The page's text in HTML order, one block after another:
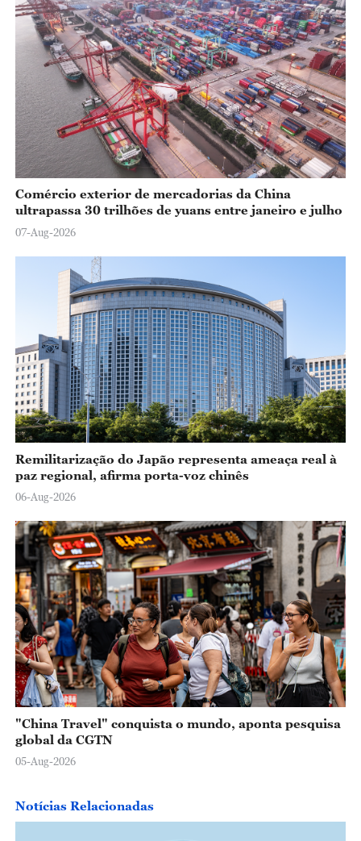
Comércio exterior de mercadorias da China
ultrapassa 30 trilhões de yuans entre janeiro e julho
07-Aug-2026
Remilitarização do Japão representa ameaça real à
paz regional, afirma porta-voz chinês
06-Aug-2026
"China Travel" conquista o mundo, aponta pesquisa
global da CGTN
05-Aug-2026
Notícias Relacionadas